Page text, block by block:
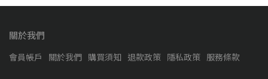
關於我們
會員帳戶 關於我們 購買須知 退款政策 隱私政策 服務條款